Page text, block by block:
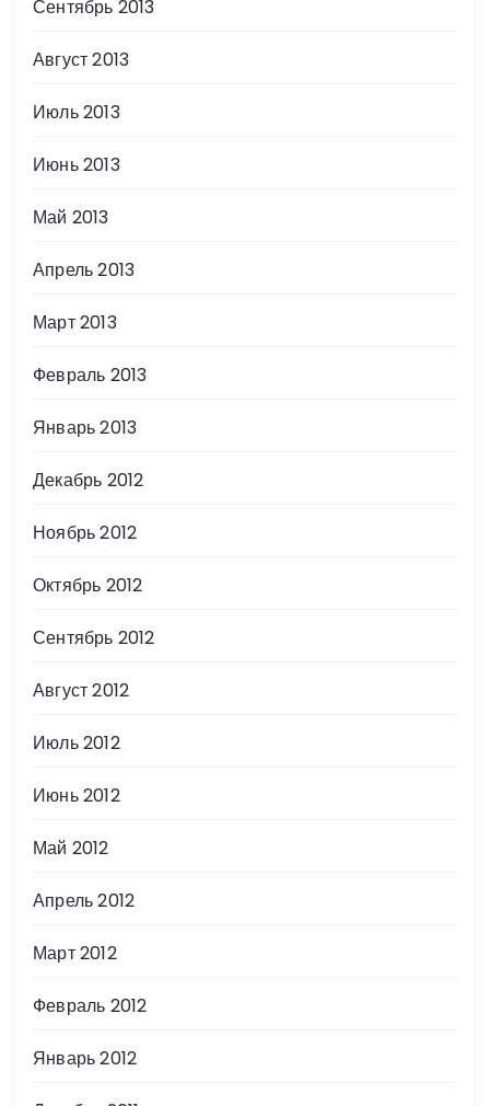
Сентябрь 2013
Август 2013
Июль 2013
Июнь 2013
Май 2013
Апрель 2013
Март 2013
Февраль 2013
Январь 2013
Декабрь 2012
Ноябрь 2012
Октябрь 2012
Сентябрь 2012
Август 2012
Июль 2012
Июнь 2012
Май 2012
Апрель 2012
Март 2012
Февраль 2012
Январь 2012